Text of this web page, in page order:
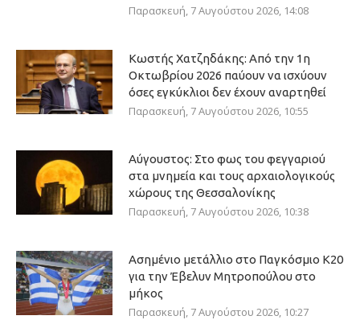
Παρασκευή, 7 Αυγούστου 2026, 14:08
Κωστής Χατζηδάκης: Από την 1η
Οκτωβρίου 2026 παύουν να ισχύουν
όσες εγκύκλιοι δεν έχουν αναρτηθεί
Παρασκευή, 7 Αυγούστου 2026, 10:55
Αύγουστος: Στο φως του φεγγαριού
στα μνημεία και τους αρχαιολογικούς
χώρους της Θεσσαλονίκης
Παρασκευή, 7 Αυγούστου 2026, 10:38
Ασημένιο μετάλλιο στο Παγκόσμιο Κ20
για την Έβελυν Μητροπούλου στο
μήκος
Παρασκευή, 7 Αυγούστου 2026, 10:27